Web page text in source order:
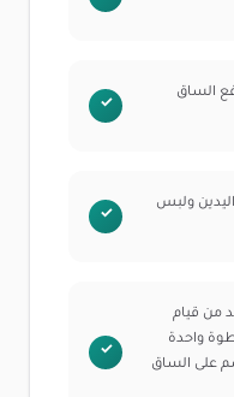
الساق
ولبس
من قيام
واحدة
على الساق